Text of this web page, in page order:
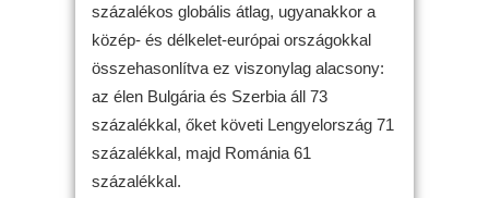
százalékos globális átlag, ugyanakkor a
közép- és délkelet-európai országokkal
összehasonlítva ez viszonylag alacsony:
az élen Bulgária és Szerbia áll 73
százalékkal, őket követi Lengyelország 71
százalékkal, majd Románia 61
százalékkal.